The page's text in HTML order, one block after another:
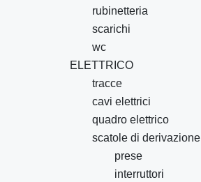
rubinetteria
scarichi
wc
ELETTRICO
tracce
cavi elettrici
quadro elettrico
scatole di derivazione
prese
interruttori